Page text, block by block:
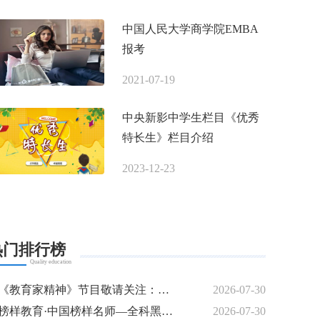
中国人民大学商学院EMBA
报考
2021-07-19
中央新影中学生栏目《优秀
特长生》栏目介绍
2023-12-23
排行榜
Quality education
《教育家精神》节目敬请关注：名师专访---曾培燊
2026-07-30
榜样教育·中国榜样名师—全科黑马逆袭特训模式创始人 梁钰
2026-07-30